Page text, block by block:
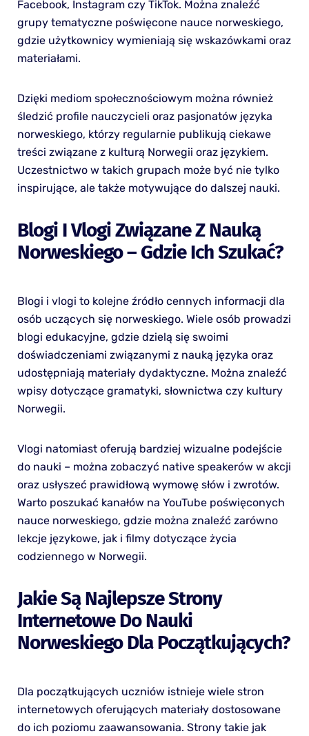
Facebook, Instagram czy TikTok. Można znaleźć
grupy tematyczne poświęcone nauce norweskiego,
gdzie użytkownicy wymieniają się wskazówkami oraz
materiałami.
Dzięki mediom społecznościowym można również
śledzić profile nauczycieli oraz pasjonatów języka
norweskiego, którzy regularnie publikują ciekawe
treści związane z kulturą Norwegii oraz językiem.
Uczestnictwo w takich grupach może być nie tylko
inspirujące, ale także motywujące do dalszej nauki.
Blogi I Vlogi Związane Z Nauką
Norweskiego – Gdzie Ich Szukać?
Blogi i vlogi to kolejne źródło cennych informacji dla
osób uczących się norweskiego. Wiele osób prowadzi
blogi edukacyjne, gdzie dzielą się swoimi
doświadczeniami związanymi z nauką języka oraz
udostępniają materiały dydaktyczne. Można znaleźć
wpisy dotyczące gramatyki, słownictwa czy kultury
Norwegii.
Vlogi natomiast oferują bardziej wizualne podejście
do nauki – można zobaczyć native speakerów w akcji
oraz usłyszeć prawidłową wymowę słów i zwrotów.
Warto poszukać kanałów na YouTube poświęconych
nauce norweskiego, gdzie można znaleźć zarówno
lekcje językowe, jak i filmy dotyczące życia
codziennego w Norwegii.
Jakie Są Najlepsze Strony
Internetowe Do Nauki
Norweskiego Dla Początkujących?
Dla początkujących uczniów istnieje wiele stron
internetowych oferujących materiały dostosowane
do ich poziomu zaawansowania. Strony takie jak